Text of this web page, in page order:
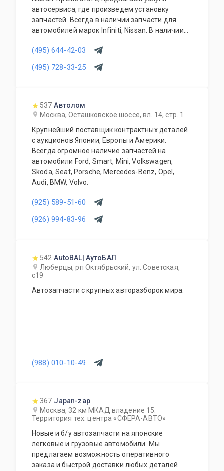
автосервиса, где произведем установку
запчастей. Всегда в наличии запчасти для
автомобилей марок Infiniti, Nissan. В наличии
гарантию на все автозапчасти и гарантирует
качество выполненных работ.
(495) 644-42-03
(495) 728-33-25
537 Автолом
Москва, Осташковское шоссе, вл. 14, стр. 1
Крупнейший поставщик контрактных деталей
с аукционов Японии, Европы и Америки.
Всегда огромное наличие запчастей на
автомобили Ford, Smart, Mini, Volkswagen,
Skoda, Seat, Porsche, Mercedes-Benz, Opel,
Audi, BMW, Volvo.
(925) 589-51-60
(926) 994-83-96
542 AutoBAL| АутоБАЛ
Люберцы, рп Октябрьский, ул. Советская,
с19
Автозапчасти с крупных авторазборок мира.
(988) 010-10-49
367 Japan-zap
Москва, 32 км МКАД владение 15.
Территория тех. центра «СФЕРА-АВТО»
Новые и б/у автозапчасти на японские
легковые и грузовые автомобили. Мы
предлагаем возможность оперативного
заказа и быстрой доставки любых деталей